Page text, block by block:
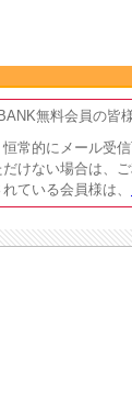
無料会員の皆
常的にメール受
けない場合は、
ている会員様は、